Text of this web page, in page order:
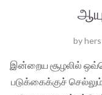
by
இன்றைய சூழலில்
படுக்கைக்குச்